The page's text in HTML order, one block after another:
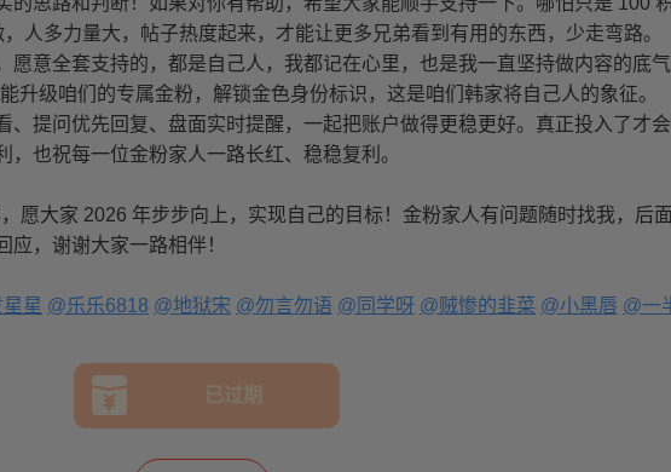
人多力量大，帖子热度起来，才能让更多兄弟看到有用的东西，少走弯路。
愿意全套支持的，都是自己人，我都记在心里，也是我一直坚持做内容的底气
升级咱们的专属金粉，解锁金色身份标识，这是咱们韩家将自己人的象征。
、提问优先回复、盘面实时提醒，一起把账户做得更稳更好。真正投入了才
也祝每一位金粉家人一路长红、稳稳复利。
愿大家 2026 年步步向上，实现自己的目标！金粉家人有问题随时找我，后面
，谢谢大家一路相伴！
星 @乐乐6818 @地狱宋 @勿言勿语 @同学呀 @贼惨的韭菜 @小黑唇 @一